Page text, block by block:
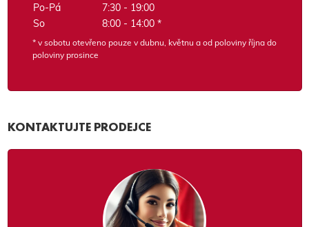
Po-Pá
7:30 - 19:00
So
8:00 - 14:00 *
* v sobotu otevřeno pouze v dubnu, květnu a od poloviny října do
poloviny prosince
KONTAKTUJTE PRODEJCE